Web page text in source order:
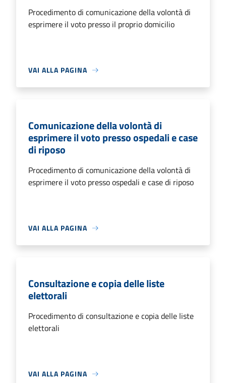
Procedimento di comunicazione della volontà di
esprimere il voto presso il proprio domicilio
VAI ALLA PAGINA
Comunicazione della volontà di
esprimere il voto presso ospedali e case
di riposo
Procedimento di comunicazione della volontà di
esprimere il voto presso ospedali e case di riposo
VAI ALLA PAGINA
Consultazione e copia delle liste
elettorali
Procedimento di consultazione e copia delle liste
elettorali
VAI ALLA PAGINA